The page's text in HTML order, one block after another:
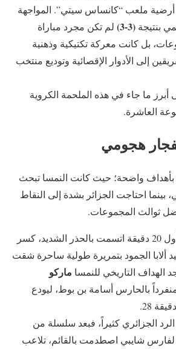
أرضية ملعب “كانساس سيتي”. المواجهة
بنتيجة (3-3)
لم تكن مجرد مباراة
بل كانت معركة تكتيكية وذهنية
إلى الأدوار الإقصائية وتوديع منتخب
ما جاء في هذه الملحمة الكروية
العاشرة.
هجومي
بأهداف واضحة؛ حيث كانت النمسا تبحث
بينما احتاجت الجزائر بشدة إلى النقاط
ثوالث المجموعات.
بعد أول 20 دقيقة اتسمت بالحذر الشديد، كسر
ألابا الجمود بتمريرة طولية ساحرة شقت
الهداف التاريخي للنمسا ماركو
بالحارس أسامة بن بوط، ليودع
28.
الرد الجزائري كثيراً، فبعد سلسلة من
لفارس شايبي اصطدمت بالقائم، تلاعب